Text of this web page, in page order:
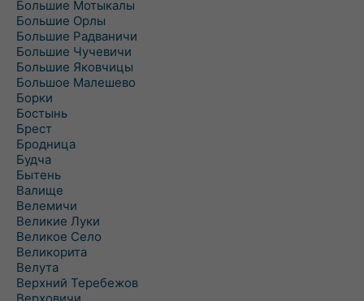
Большие Мотыкалы
Большие Орлы
Большие Радваничи
Большие Чучевичи
Большие Яковчицы
Большое Малешево
Борки
Бостынь
Брест
Бродница
Будча
Бытень
Валище
Велемичи
Великие Луки
Великое Село
Великорита
Велута
Верхний Теребежов